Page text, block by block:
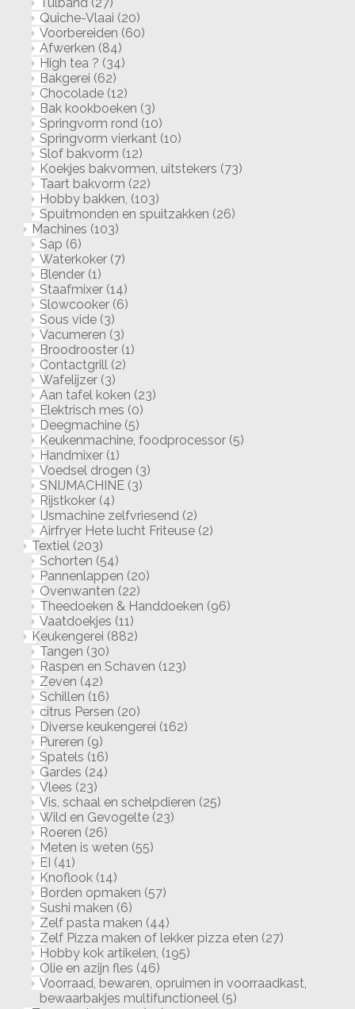
Tulband (27)
Quiche-Vlaai (20)
Voorbereiden (60)
Afwerken (84)
High tea ? (34)
Bakgerei (62)
Chocolade (12)
Bak kookboeken (3)
Springvorm rond (10)
Springvorm vierkant (10)
Slof bakvorm (12)
Koekjes bakvormen, uitstekers (73)
Taart bakvorm (22)
Hobby bakken, (103)
Spuitmonden en spuitzakken (26)
Machines (103)
Sap (6)
Waterkoker (7)
Blender (1)
Staafmixer (14)
Slowcooker (6)
Sous vide (3)
Vacumeren (3)
Broodrooster (1)
Contactgrill (2)
Wafelijzer (3)
Aan tafel koken (23)
Elektrisch mes (0)
Deegmachine (5)
Keukenmachine, foodprocessor (5)
Handmixer (1)
Voedsel drogen (3)
SNIJMACHINE (3)
Rijstkoker (4)
IJsmachine zelfvriesend (2)
Airfryer Hete lucht Friteuse (2)
Textiel (203)
Schorten (54)
Pannenlappen (20)
Ovenwanten (22)
Theedoeken & Handdoeken (96)
Vaatdoekjes (11)
Keukengerei (882)
Tangen (30)
Raspen en Schaven (123)
Zeven (42)
Schillen (16)
citrus Persen (20)
Diverse keukengerei (162)
Pureren (9)
Spatels (16)
Gardes (24)
Vlees (23)
Vis, schaal en schelpdieren (25)
Wild en Gevogelte (23)
Roeren (26)
Meten is weten (55)
EI (41)
Knoflook (14)
Borden opmaken (57)
Sushi maken (6)
Zelf pasta maken (44)
Zelf Pizza maken of lekker pizza eten (27)
Hobby kok artikelen, (195)
Olie en azijn fles (46)
Voorraad, bewaren, opruimen in voorraadkast,
bewaarbakjes multifunctioneel (5)